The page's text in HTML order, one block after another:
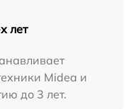
лет
Midea и
до 3 лет.